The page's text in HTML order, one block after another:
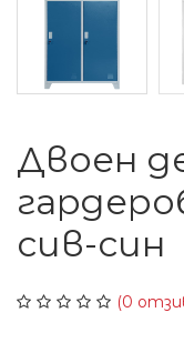
Двоен
сив-син
(0